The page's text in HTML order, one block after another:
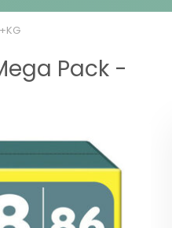
Pack -